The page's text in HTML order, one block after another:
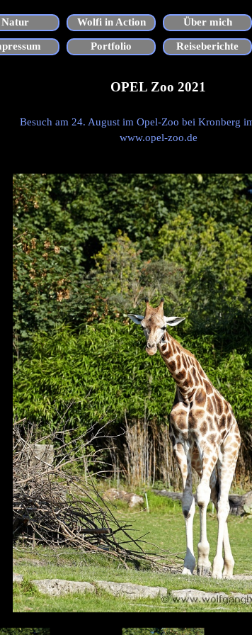
Menü überspringen
▼
Natur ▼
Wolfi in Action ▼
Über mich
Portfolio Reiseberichte
OPEL Zoo 2021
Besuch am 24. August im Opel-Zoo bei Kronberg
www.opel-zoo.de